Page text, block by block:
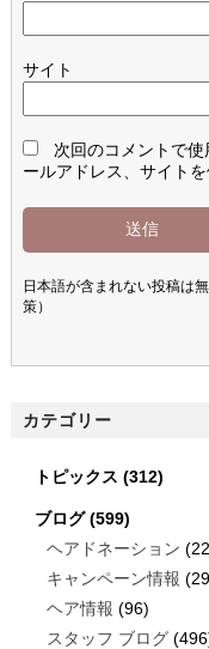
サイト
次回のコメントで
ールアドレス、サイトを
日本語が含まれない投稿は
策）
カテゴリー
トピックス (312)
ブログ(599)
ヘアドネーション
キャンペーン情報
ヘア情報 (96)
スタッフ ブログ